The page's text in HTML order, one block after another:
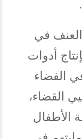
العنف في
بإنتاج أدوات
الفضاء
القضاء،
الأطفال